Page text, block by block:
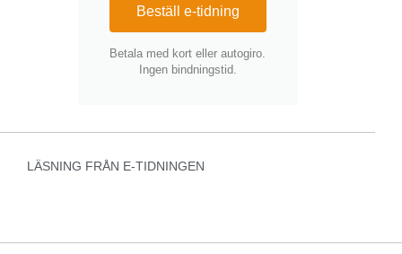
Beställ e-tidning
Betala med kort eller autogiro.
Ingen bindningstid.
LÄSNING FRÅN E-TIDNINGEN